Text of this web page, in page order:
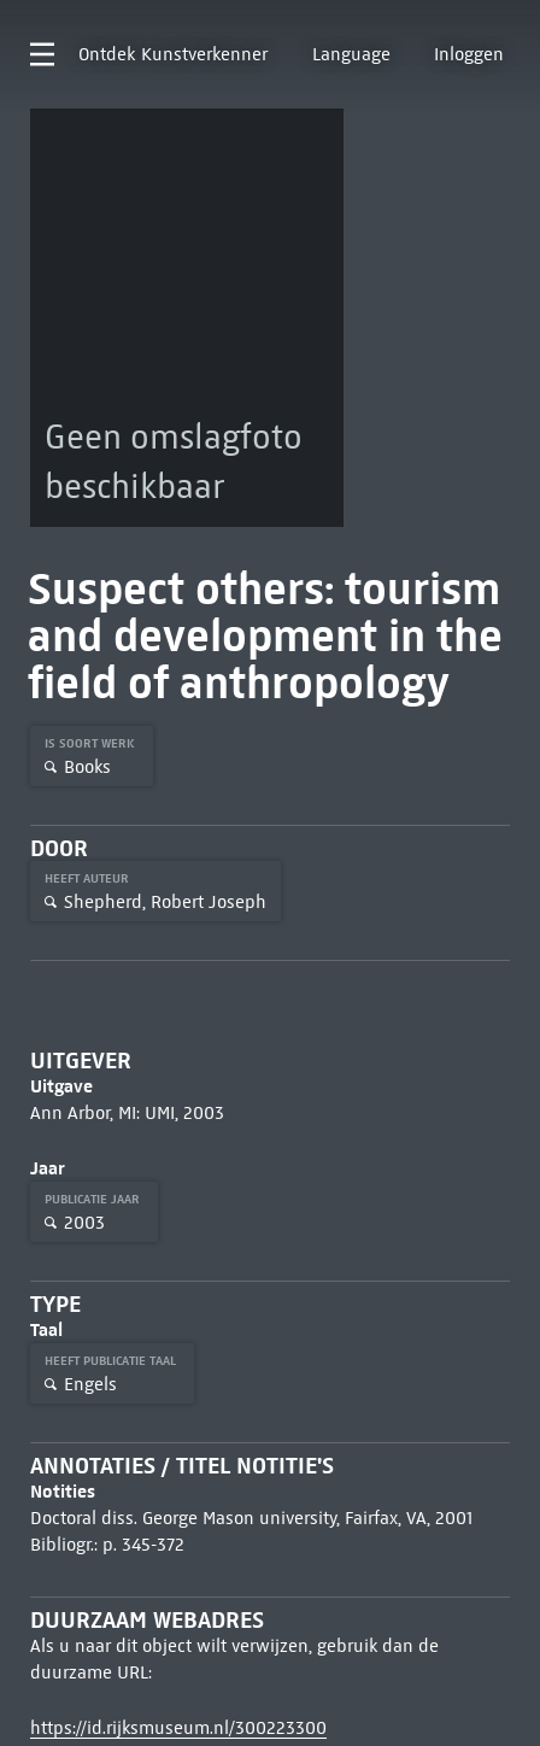
Ontdek Kunstverkenner Language Inloggen
Geen omslagfoto
beschikbaar
Suspect others: tourism
and development in the
field of anthropology
IS SOORT WERK
Books
DOOR
HEEFT AUTEUR
Shepherd, Robert Joseph
UITGEVER
Uitgave
Ann Arbor, MI: UMI, 2003
Jaar
PUBLICATIE JAAR
2003
TYPE
Taal
HEEFT PUBLICATIE TAAL
Engels
ANNOTATIES / TITEL NOTITIE'S
Notities
Doctoral diss. George Mason university, Fairfax, VA, 2001
Bibliogr.: p. 345-372
DUURZAAM WEBADRES
Als u naar dit object wilt verwijzen, gebruik dan de
duurzame URL:
https://id.rijksmuseum.nl/300223300